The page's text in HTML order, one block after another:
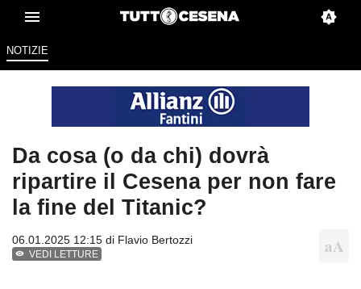
NOTIZIE
Da cosa (o da chi) dovrà
ripartire il Cesena per non fare
la fine del Titanic?
06.01.2025 12:15 di Flavio Bertozzi
VEDI LETTURE